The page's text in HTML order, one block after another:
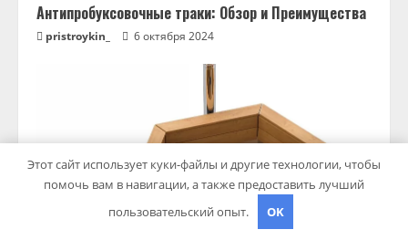
Антипробуксовочные траки: Обзор и Преимущества
pristroykin_ 6 октября 2024
Этот сайт использует куки-файлы и другие технологии, чтобы
помочь вам в навигации, а также предоставить лучший
пользовательский опыт.
OK